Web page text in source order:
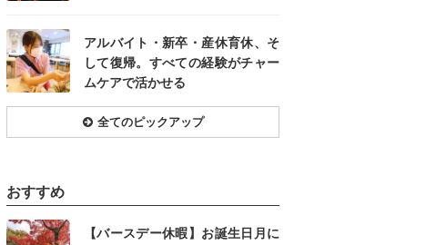
アルバイト・新卒・産休育休、そ
して復帰。すべての経験がチャー
ムケアで活かせる
全てのピックアップ
おすすめ
【バースデー休暇】お誕生日月に